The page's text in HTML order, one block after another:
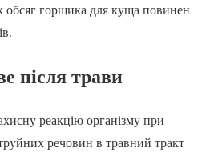
обсяг горщика для куща повинен
після трави
реакцію організму при
речовин в травний тракт